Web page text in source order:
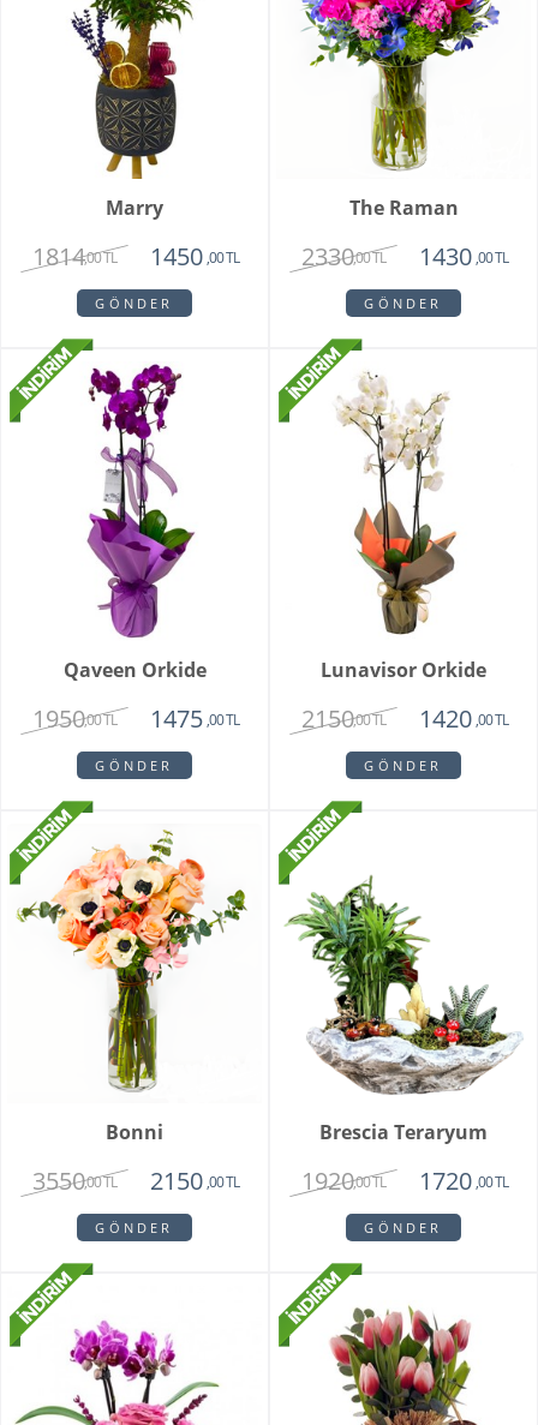
Marry
1814,00 TL 1450 ,00 TL
GÖNDER
The Raman
2330,00 TL 1430 ,00 TL
GÖNDER
Qaveen Orkide
1950,00 TL 1475 ,00 TL
GÖNDER
Lunavisor Orkide
2150,00 TL 1420 ,00 TL
GÖNDER
Bonni
3550,00 TL 2150 ,00 TL
GÖNDER
Brescia Teraryum
1920,00 TL 1720 ,00 TL
GÖNDER